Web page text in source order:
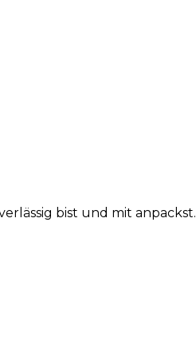
bist und mit anpackst.